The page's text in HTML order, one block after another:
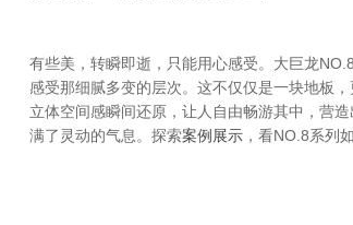
有些美，转瞬即逝，只能用心感受。大巨龙
感受那细腻多变的层次。这不仅仅是一块地板
立体空间感瞬间还原，让人自由畅游其中，营
满了灵动的气息。探索案例展示 ，看NO.8系列